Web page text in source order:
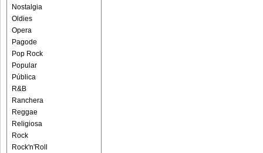
Nostalgia
Oldies
Opera
Pagode
Pop Rock
Popular
Pública
R&B
Ranchera
Reggae
Religiosa
Rock
Rock'n'Roll